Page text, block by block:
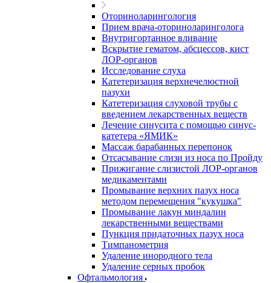
Оториноларингология
Прием врача-оториноларинголога
Внутригортанное вливание
Вскрытие гематом, абсцессов, кист
ЛОР-органов
Исследование слуха
Катетеризация верхнечелюстной
пазухи
Катетеризация слуховой трубы с
введением лекарственных веществ
Лечение синусита с помощью синус-
катетера «ЯМИК»
Массаж барабанных перепонок
Отсасывание слизи из носа по Пройду
Прижигание слизистой ЛОР-органов
медикаментами
Промывание верхних пазух носа
методом перемещения "кукушка"
Промывание лакун миндалин
лекарственными веществами
Пункция придаточных пазух носа
Тимпанометрия
Удаление инородного тела
Удаление серных пробок
Офтальмология